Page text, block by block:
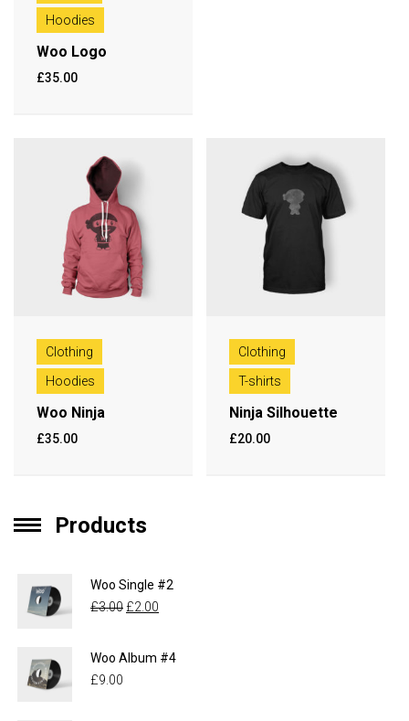
Hoodies
Woo Logo
£35.00
Clothing
Hoodies
Woo Ninja
£35.00
Clothing
T-shirts
Ninja Silhouette
£20.00
Products
Woo Single #2
£3.00£2.00
Woo Album #4
£9.00